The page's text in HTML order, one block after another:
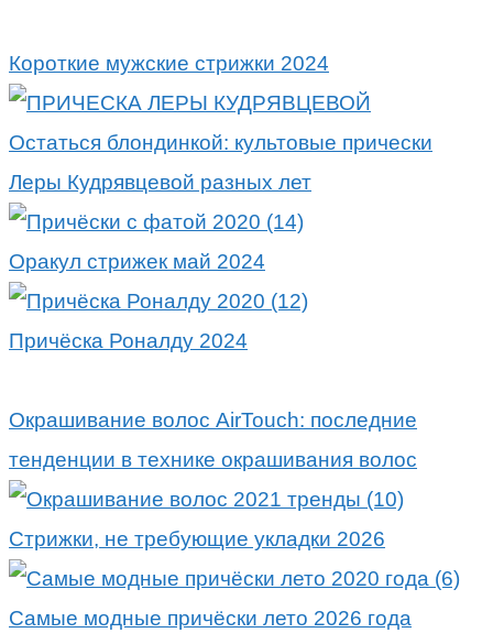
Короткие мужские стрижки 2024
Остаться блондинкой: культовые прически
Леры Кудрявцевой разных лет
Оракул стрижек май 2024
Причёска Роналду 2024
Окрашивание волос AirTouch: последние
тенденции в технике окрашивания волос
Стрижки, не требующие укладки 2026
Самые модные причёски лето 2026 года